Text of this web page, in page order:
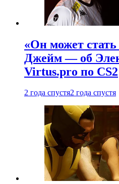
«Он может
Джейм — об
Virtus.pro по CS2
2 года спустя2 года спустя